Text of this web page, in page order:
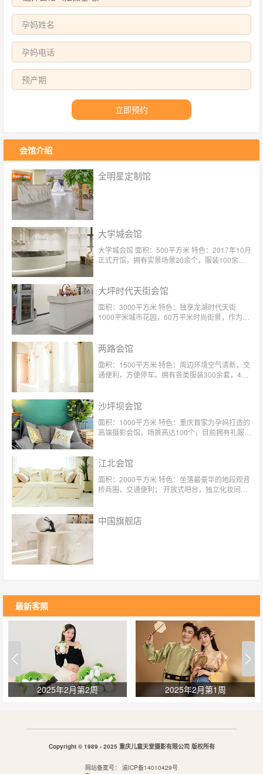
立即预约
会馆介绍
全明星定制馆
大学城会馆
大学城会馆 面积：500平方米 特色：2017年10月
正式开馆，拥有实景场景20余个，服装100余
大坪时代天街会馆
面积：3000平方米 特色：独享龙湖时代天街
1000平米城市花园，60万平米时尚街景，作为玛
儿童天堂定制礼服，每季度更新。
两路会馆
面积：1500平方米 特色：周边环境空气清新，交
通便利，方便停车。拥有各类服装300余套，4对
沙坪坝会馆
面积：1000平方米 特色：重庆首家为孕妈打造的
高端摄影会馆，场景高达100个，目前拥有礼服
江北会馆
面积：2000平方米 特色：坐落最豪华的地段观音
桥商圈，交通便利； 开放式吧台，独立化妆间，
毒；
中国旗舰店
最新客照
2025年2月第2周 2025年2月第1周
Copyright © 1989 - 2025 重庆儿童天堂摄影有限公司 版权所有
网站备案号： 渝ICP备14010429号